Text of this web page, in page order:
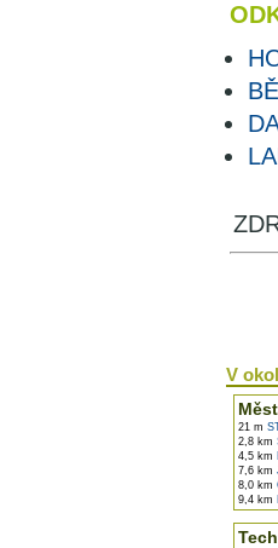
V
21 m
2,8 km
4,5 km
7,6 km
8,0 km
9,4 km